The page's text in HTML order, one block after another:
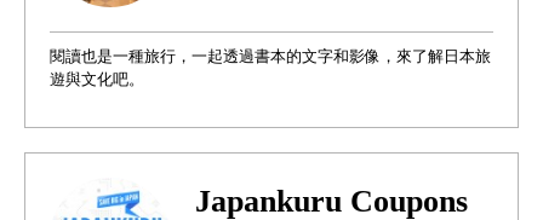
閱讀也是一種旅行，一起透過書本的文字和影像，來了解日本旅
遊與文化吧。
Japankuru Coupons